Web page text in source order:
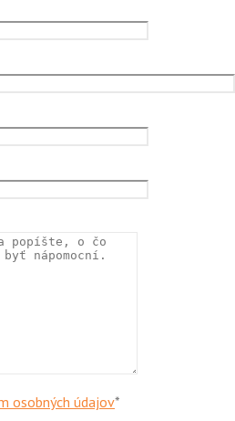
osobných údajov*